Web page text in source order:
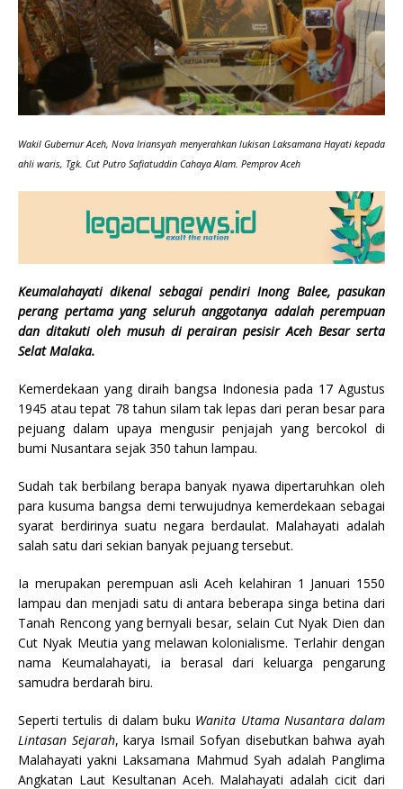
Wakil Gubernur Aceh, Nova Iriansyah menyerahkan lukisan Laksamana Hayati kepada
ahli waris, Tgk. Cut Putro Safiatuddin Cahaya Alam. Pemprov Aceh
Keumalahayati dikenal sebagai pendiri Inong Balee, pasukan
perang pertama yang seluruh anggotanya adalah perempuan
dan ditakuti oleh musuh di perairan pesisir Aceh Besar serta
Selat Malaka.
Kemerdekaan yang diraih bangsa Indonesia pada 17 Agustus
1945 atau tepat 78 tahun silam tak lepas dari peran besar para
pejuang dalam upaya mengusir penjajah yang bercokol di
bumi Nusantara sejak 350 tahun lampau.
Sudah tak berbilang berapa banyak nyawa dipertaruhkan oleh
para kusuma bangsa demi terwujudnya kemerdekaan sebagai
syarat berdirinya suatu negara berdaulat. Malahayati adalah
salah satu dari sekian banyak pejuang tersebut.
Ia merupakan perempuan asli Aceh kelahiran 1 Januari 1550
lampau dan menjadi satu di antara beberapa singa betina dari
Tanah Rencong yang bernyali besar, selain Cut Nyak Dien dan
Cut Nyak Meutia yang melawan kolonialisme. Terlahir dengan
nama Keumalahayati, ia berasal dari keluarga pengarung
samudra berdarah biru.
Seperti tertulis di dalam buku Wanita Utama Nusantara dalam
Lintasan Sejarah, karya Ismail Sofyan disebutkan bahwa ayah
Malahayati yakni Laksamana Mahmud Syah adalah Panglima
Angkatan Laut Kesultanan Aceh. Malahayati adalah cicit dari